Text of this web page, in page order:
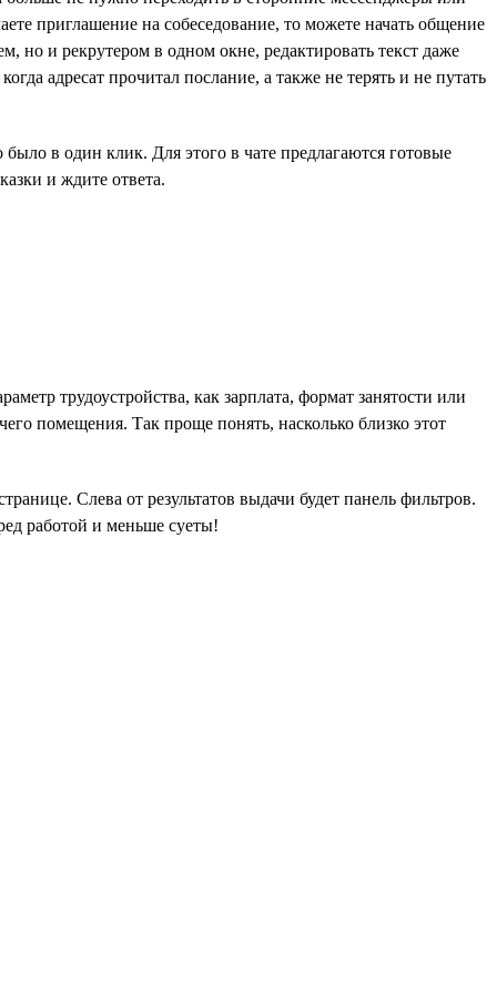
приглашение на собеседование, то можете начать общение
но и рекрутером в одном окне, редактировать текст даже
адресат прочитал послание, а также не терять и не путать
в один клик. Для этого в чате предлагаются готовые
и ждите ответа.
трудоустройства, как зарплата, формат занятости или
помещения. Так проще понять, насколько близко этот
Слева от результатов выдачи будет панель фильтров.
работой и меньше суеты!